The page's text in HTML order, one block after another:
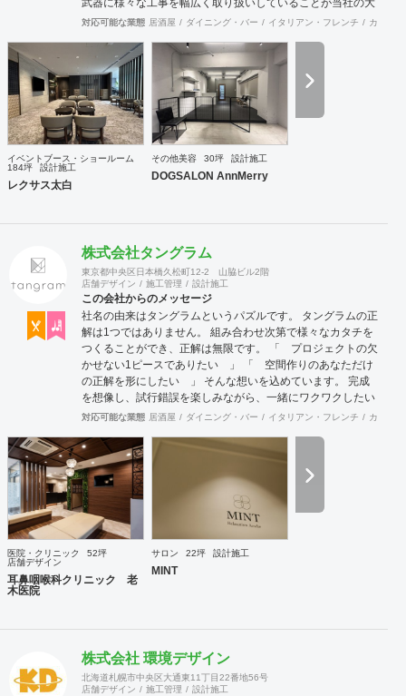
武器に様々な工事を幅広く取り扱いしていることが当社の大
きな特徴です。
対応可能な業態 居酒屋 ダイニング・バー イタリアン・フレンチ カフェ
イベントブース・ショールーム
184坪
設計施工
レクサス太白
その他美容 30坪 設計施工
DOGSALON AnnMerry
株式会社タングラム
東京都中央区日本橋久松町12-2 山脇ビル2階
店舗デザイン
施工管理 設計施工
この会社からのメッセージ
社名の由来はタングラムというパズルです。 タングラムの正
解は1つではありません。 組み合わせ次第で様々なカタチを
つくることができ、正解は無限です。 「 プロジェクトの欠
かせない1ピースでありたい 」 「 空間作りのあなただけ
の正解を形にしたい 」 そんな想いを込めています。 完成
を想像し、試行錯誤を楽しみながら、 ​一緒にワクワクしたい
と思っています。
対応可能な業態 居酒屋 ダイニング・バー イタリアン・フレンチ カフェ
医院・クリニック
52坪
店舗デザイン
耳鼻咽喉科クリニック 老
木医院
サロン 22坪 設計施工
MINT
株式会社 環境デザイン
北海道札幌市中央区大通東11丁目22番地56号
店舗デザイン
施工管理 設計施工